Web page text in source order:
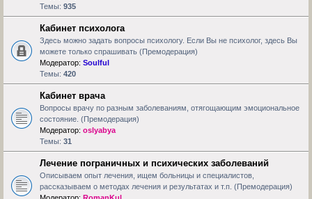
Темы: 935
Кабинет психолога
Здесь можно задать вопросы психологу. Если Вы не психолог, здесь Вы
можете только спрашивать (Премодерация)
Модератор: Soulful
Темы: 420
Кабинет врача
Вопросы врачу по разным заболеваниям, отягощающим эмоциональное
состояние. (Премодерация)
Модератор: oslyabya
Темы: 31
Лечение пограничных и психических заболеваний
Описываем опыт лечения, ищем больницы и специалистов,
рассказываем о методах лечения и результатах и т.п. (Премодерация)